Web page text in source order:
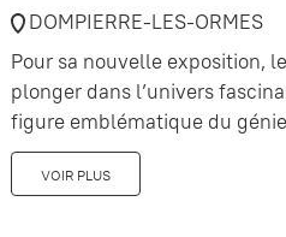
DOMPIERRE-LES-ORMES
Pour sa nouvelle exposition,
plonger dans l’univers
figure emblématique du
VOIR PLUS